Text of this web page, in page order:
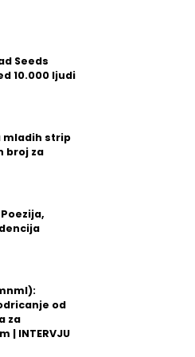
Seeds
10.000 ljudi
mladih strip
broj za
od
za
| INTERVJU